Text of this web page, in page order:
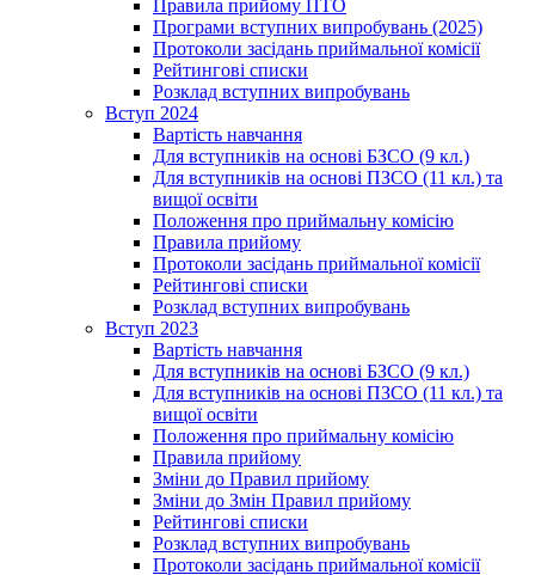
Правила прийому ПТО
Програми вступних випробувань (2025)
Протоколи засідань приймальної комісії
Рейтингові списки
Розклад вступних випробувань
Вступ 2024
Вартість навчання
Для вступників на основі БЗСО (9 кл.)
Для вступників на основі ПЗСО (11 кл.) та
вищої освіти
Положення про приймальну комісію
Правила прийому
Протоколи засідань приймальної комісії
Рейтингові списки
Розклад вступних випробувань
Вступ 2023
Вартість навчання
Для вступників на основі БЗСО (9 кл.)
Для вступників на основі ПЗСО (11 кл.) та
вищої освіти
Положення про приймальну комісію
Правила прийому
Зміни до Правил прийому
Зміни до Змін Правил прийому
Рейтингові списки
Розклад вступних випробувань
Протоколи засідань приймальної комісії